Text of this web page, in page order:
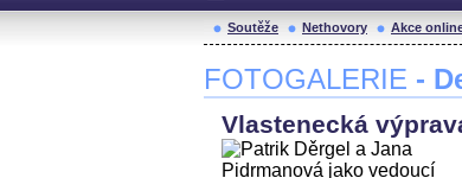
Soutěže Nethovory Akce
FOTOGALERIE -
Vlastenecká